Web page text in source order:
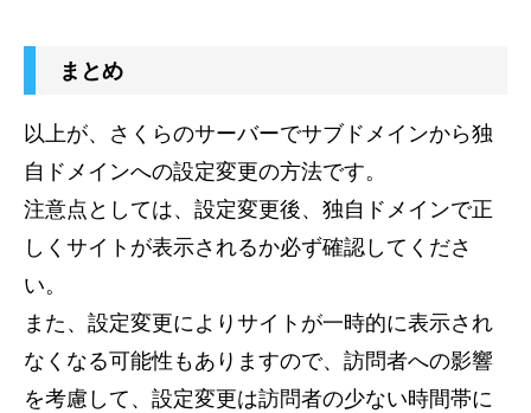
まとめ
以上が、さくらのサーバーでサブドメインから独
自ドメインへの設定変更の方法です。
注意点としては、設定変更後、独自ドメインで正
しくサイトが表示されるか必ず確認してくださ
い。
また、設定変更によりサイトが一時的に表示され
なくなる可能性もありますので、訪問者への影響
を考慮して、設定変更は訪問者の少ない時間帯に